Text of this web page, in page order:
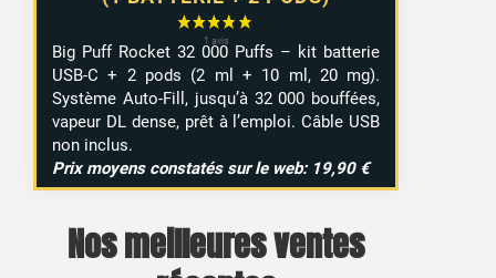
Big Puff Rocket 32 000 Puffs – kit batterie
USB-C + 2 pods (2 ml + 10 ml, 20 mg).
Système Auto-Fill, jusqu’à 32 000 bouffées,
vapeur DL dense, prêt à l’emploi. Câble USB
non inclus.
Prix moyens constatés sur le web: 19,90 €
Nos meilleures ventes